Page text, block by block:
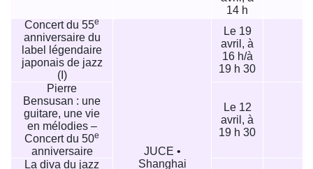
14 h
Concert du 55e
anniversaire du
label légendaire
japonais de jazz
(I)
JUCE •
Shanghai
Le 19
avril, à
16 h/à
19 h 30
Pierre
Bensusan : une
guitare, une vie
en mélodies –
Concert du 50e
anniversaire
Le 12
avril, à
19 h 30
La diva du jazz